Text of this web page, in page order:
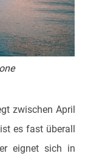
zwischen April
es fast überall
eignet sich in